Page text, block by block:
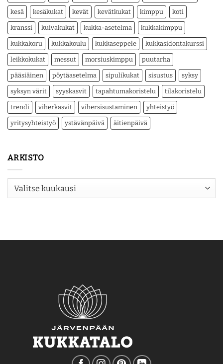
kesä kesäkukat kevät kevätkukat kimppu koti
kranssi kuivakukat kukka-asetelma kukkakimppu
kukkakoru kukkakoulu kukkaseppele kukkasidontakurssi
leikkokukat messut morsiuskimppu puutarha
pääsiäinen pöytäasetelma sipulikukat sisustus syksy
syksyn värit syyskasvit tapahtumakoristelu tilakoristelu
trendi viherkasvit vihersisustaminen yhteistyö
yritysyhteistyö ystävänpäivä äitienpäivä
ARKISTO
Arkisto